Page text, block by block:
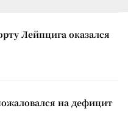
Лейпцига оказался
на дефицит